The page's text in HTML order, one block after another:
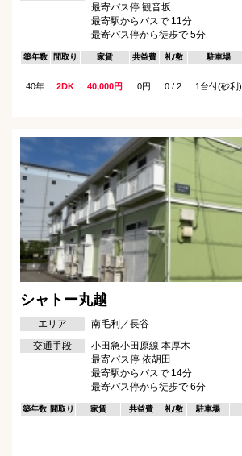
最寄バス停 観音坂
最寄駅からバスで 11分
最寄バス停から徒歩で 5分
築年数 間取り 家賃 共益費 礼/敷 駐車場
40年 2DK 40,000円 0円 0 / 2 1台付(砂利)
シャトー丸越
エリア
南毛利／長谷
交通手段
小田急小田原線 本厚木
最寄バス停 依胡田
最寄駅からバスで 14分
最寄バス停から徒歩で 6分
築年数 間取り 家賃 共益費 礼/敷 駐車場